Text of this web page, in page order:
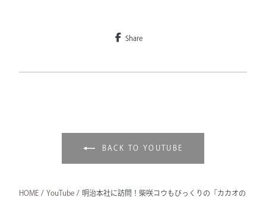
Share
BACK TO YOUTUBE
HOME / YouTube / 明治本社に訪問！柴咲コウもびっくりの「カカオの